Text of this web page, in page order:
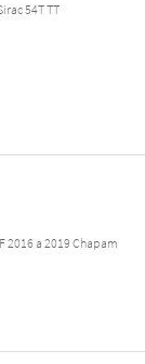
54T TT
2016 a 2019 Chapam